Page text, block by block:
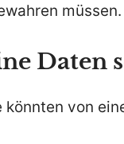
müssen.
Daten
könnten von